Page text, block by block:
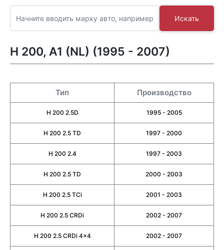
Искать
H 200, A1 (NL) (1995 - 2007)
Тип Производство
H 200 2.5D 1995 - 2005
H 200 2.5 TD 1997 - 2000
H 200 2.4 1997 - 2003
H 200 2.5 TD 2000 - 2003
H 200 2.5 TCi 2001 - 2003
H 200 2.5 CRDi 2002 - 2007
H 200 2.5 CRDi 4x4 2002 - 2007